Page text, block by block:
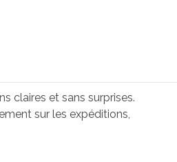
claires et sans surprises.
sur les expéditions,